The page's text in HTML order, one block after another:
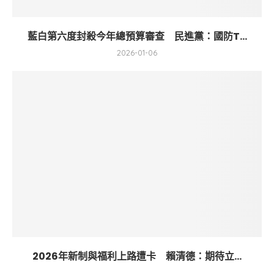
藍白第六度封殺今年總預算審查 民進黨：國防T...
2026-01-06
2026年新制與福利上路遭卡 賴清德：期待立...